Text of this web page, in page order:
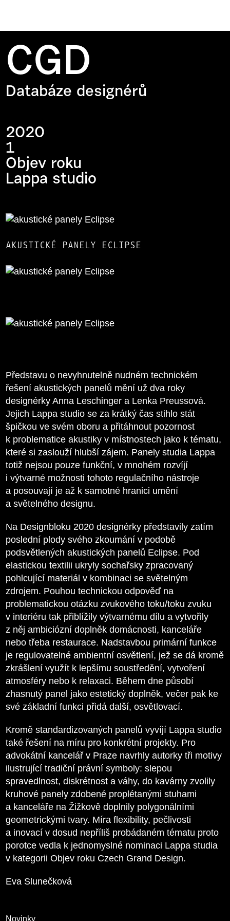
CGD
Databáze designérů
2020
1
Objev roku
Lappa studio
AKUSTICKÉ PANELY ECLIPSE
Představu o nevyhnutelně nudném technickém
řešení akustických panelů mění už dva roky
designérky Anna Leschinger a Lenka Preussová.
Jejich Lappa studio se za krátký čas stihlo stát
špičkou ve svém oboru a přitáhnout pozornost
k problematice akustiky v místnostech jako k tématu,
které si zaslouží hlubší zájem. Panely studia Lappa
totiž nejsou pouze funkční, v mnohém rozvíjí
i výtvarné možnosti tohoto regulačního nástroje
a posouvají je až k samotné hranici umění
a světelného designu.
Na Designbloku 2020 designérky představily zatím
poslední plody svého zkoumání v podobě
podsvětlených akustických panelů Eclipse. Pod
elastickou textilii ukryly sochařsky zpracovaný
pohlcující materiál v kombinaci se světelným
zdrojem. Pouhou technickou odpověď na
problematickou otázku zvukového toku/toku zvuku
v interiéru tak přiblížily výtvarnému dílu a vytvořily
z něj ambiciózní doplněk domácnosti, kanceláře
nebo třeba restaurace. Nadstavbou primární funkce
je regulovatelné ambientní osvětlení, jež se dá kromě
zkrášlení využít k lepšímu soustředění, vytvoření
atmosféry nebo k relaxaci. Během dne působí
zhasnutý panel jako estetický doplněk, večer pak ke
své základní funkci přidá další, osvětlovací.
Kromě standardizovaných panelů vyvíjí Lappa studio
také řešení na míru pro konkrétní projekty. Pro
advokátní kancelář v Praze navrhly autorky tři motivy
ilustrující tradiční právní symboly: slepou
spravedlnost, diskrétnost a váhy, do kavárny zvolily
kruhové panely zdobené proplétanými stuhami
a kanceláře na Žižkově doplnily polygonálními
geometrickými tvary. Míra flexibility, pečlivosti
a inovací v dosud nepříliš probádaném tématu proto
porotce vedla k jednomyslné nominaci Lappa studia
v kategorii Objev roku Czech Grand Design.
Eva Slunečková
Novinky